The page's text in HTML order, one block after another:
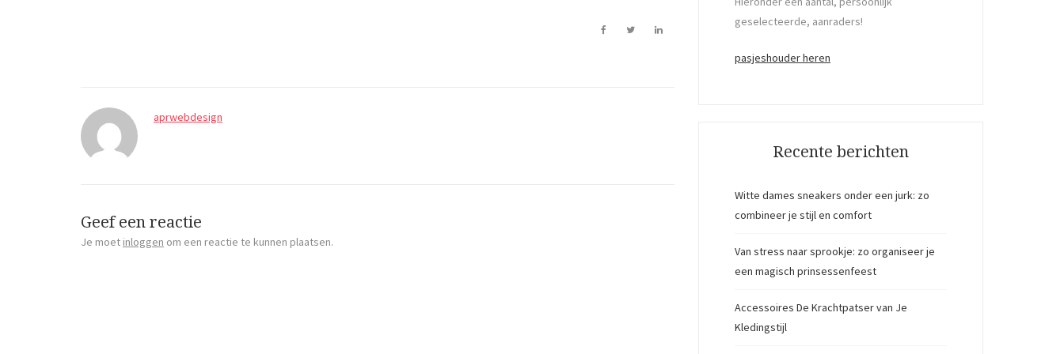
aprwebdesign
Geef een reactie
Je moet inloggen om een reactie te kunnen plaatsen.
geselecteerde, aanraders!
pasjeshouder heren
Recente berichten
Witte dames sneakers onder een jurk: zo
combineer je stijl en comfort
Van stress naar sprookje: zo organiseer je
een magisch prinsessenfeest
Accessoires De Krachtpatser van Je
Kledingstijl